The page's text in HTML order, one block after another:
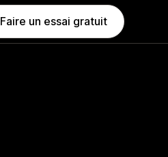
Faire un essai gratuit